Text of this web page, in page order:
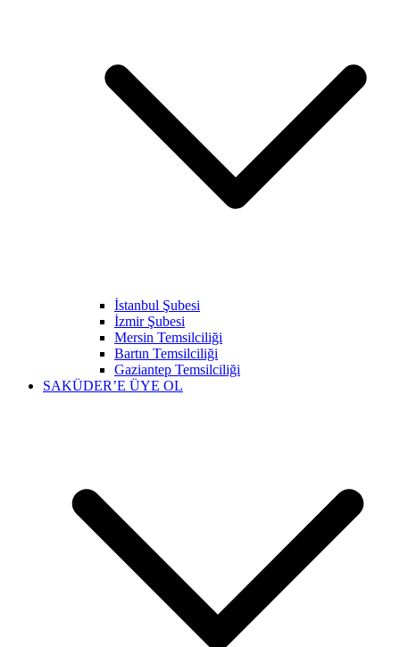
İstanbul Şubesi
İzmir Şubesi
Mersin Temsilciliği
Bartın Temsilciliği
Gaziantep Temsilciliği
SAKÜDER’E ÜYE OL